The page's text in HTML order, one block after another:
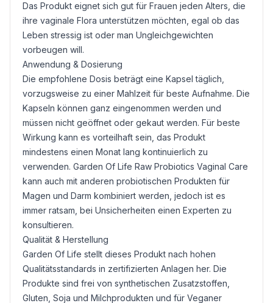
Das Produkt eignet sich gut für Frauen jeden Alters, die
ihre vaginale Flora unterstützen möchten, egal ob das
Leben stressig ist oder man Ungleichgewichten
vorbeugen will.
Anwendung & Dosierung
Die empfohlene Dosis beträgt eine Kapsel täglich,
vorzugsweise zu einer Mahlzeit für beste Aufnahme. Die
Kapseln können ganz eingenommen werden und
müssen nicht geöffnet oder gekaut werden. Für beste
Wirkung kann es vorteilhaft sein, das Produkt
mindestens einen Monat lang kontinuierlich zu
verwenden. Garden Of Life Raw Probiotics Vaginal Care
kann auch mit anderen probiotischen Produkten für
Magen und Darm kombiniert werden, jedoch ist es
immer ratsam, bei Unsicherheiten einen Experten zu
konsultieren.
Qualität & Herstellung
Garden Of Life stellt dieses Produkt nach hohen
Qualitätsstandards in zertifizierten Anlagen her. Die
Produkte sind frei von synthetischen Zusatzstoffen,
Gluten , Soja und Milchprodukten und für Veganer